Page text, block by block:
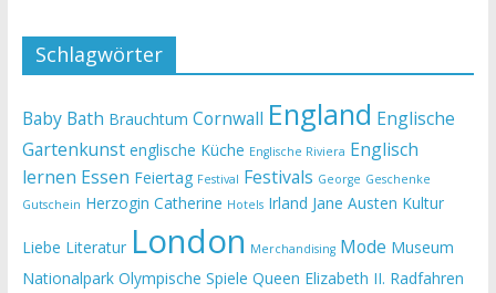
Schlagwörter
Baby Bath Brauchtum Cornwall England Englische
Gartenkunst englische Küche Englische Riviera Englisch
lernen Essen Feiertag Festival Festivals George Geschenke
Gutschein Herzogin Catherine Hotels Irland Jane Austen Kultur
Liebe Literatur London Merchandising Mode Museum
Nationalpark Olympische Spiele Queen Elizabeth II. Radfahren